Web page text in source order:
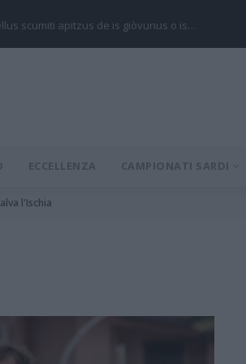
scumiti apitzus de is giòvunus o is…
ECCELLENZA CAMPIONATI SARDI
l'Ischia